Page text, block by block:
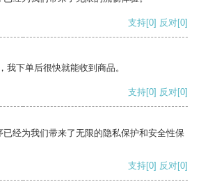
支持[0] 反对[0]
我下单后很快就能收到商品。
支持[0] 反对[0]
经为我们带来了无限的隐私保护和安全性保
支持[0] 反对[0]